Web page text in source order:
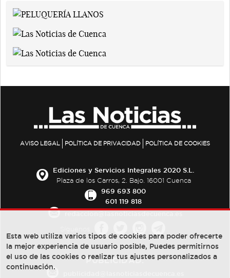
AVISO LEGAL POLÍTICA DE PRIVACIDAD POLÍTICA DE COOKIES
Ediciones y Servicios Integrales 2020 S.L.
Plaza de los Carros, 2. Bajo. 16001 Cuenca
969 693 800
601 119 818
PUBLICIDAD:
Esta web utiliza varios tipos de cookies para poder ofrecerte
la mejor experiencia de usuario posible, Puedes permitirnos
el uso de las cookies o realizar tus ajustes personalizados a
continuación.